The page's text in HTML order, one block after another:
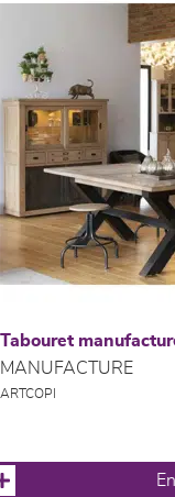
Tabouret
MANUFACTURE
ARTCOPI